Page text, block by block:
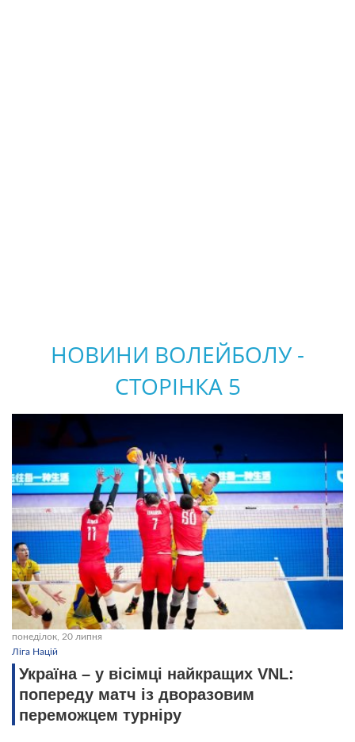
НОВИНИ ВОЛЕЙБОЛУ -
СТОРІНКА 5
понеділок, 20 липня
Ліга Націй
Україна – у вісімці найкращих VNL:
попереду матч із дворазовим
переможцем турніру